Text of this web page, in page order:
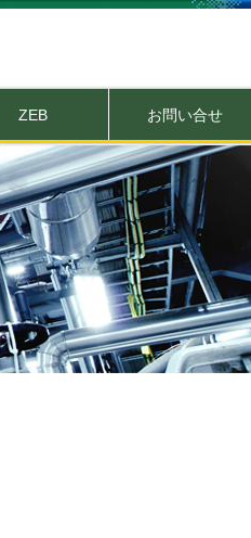
ZEB お問い合せ